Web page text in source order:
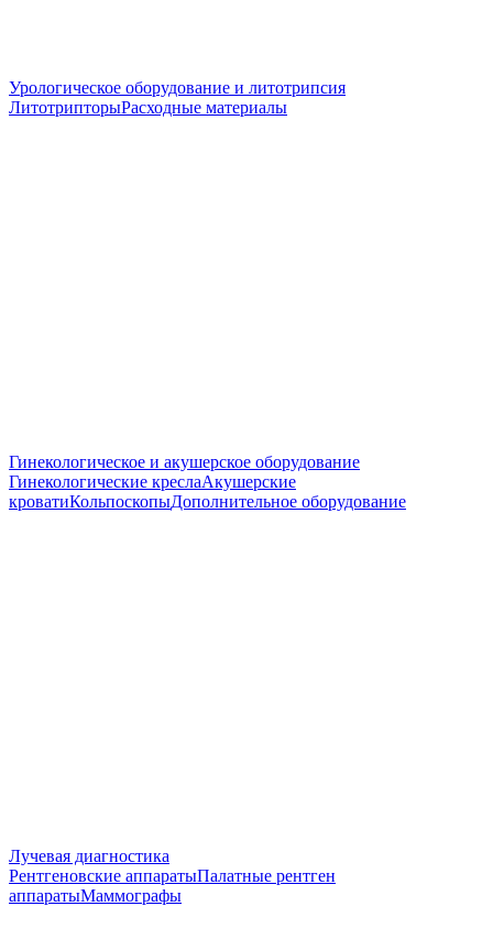
Урологическое оборудование и литотрипсия
ЛитотрипторыРасходные материалы
Гинекологическое и акушерское оборудование
Гинекологические креслаАкушерские
кроватиКольпоскопыДополнительное оборудование
Лучевая диагностика
Рентгеновские аппаратыПалатные рентген
аппаратыМаммографы